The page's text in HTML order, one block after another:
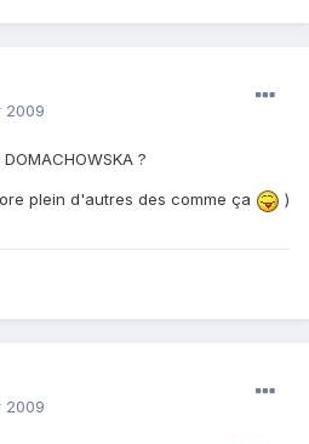
2009
?
plein d'autres des comme ça )
2009